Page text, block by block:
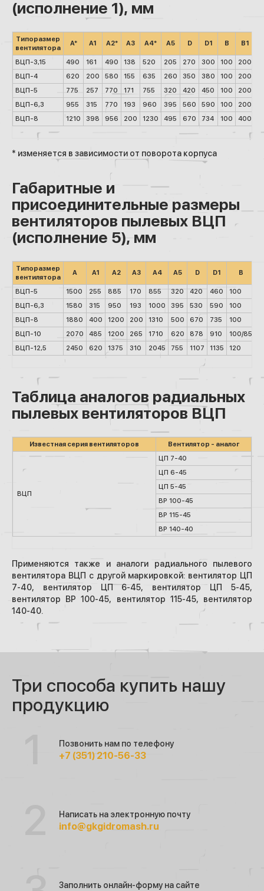
(исполнение 1), мм
Типоразмер
вентилятора
А* А1 А2* А3 А4* А5 D D1 В В1
ВЦП-3,15 490 161 490 138 520 205 270 300 100 200
ВЦП-4
620 200 580 155 635 260 350 380 100 200
ВЦП-5
775 257 770 171 755 320 420 450 100 200
ВЦП-6,3
955 315 770 193 960 395 560 590 100 200
ВЦП-8
1210 398 956 200 1230 495 670 734 100 400
* изменяется в зависимости от поворота корпуса
Габаритные и
присоединительные размеры
вентиляторов пылевых ВЦП
(исполнение 5), мм
Типоразмер
вентилятора
А А1 А2 А3 А4 А5 D D1 B
ВЦП-5 1500 255 885 170 855 320 420 460 100
ВЦП-6,3
1580 315 950 193 1000 395 530 590 100
ВЦП-8
1880 400 1200 200 1310 500 670 735 100
ВЦП-10
2070 485 1200 265 1710 620 878 910 100/85
ВЦП-12,5
2450 620 1375 310 2045 755 1107 1135 120
Таблица аналогов радиальных
пылевых вентиляторов ВЦП
Известная серия вентиляторов Вентилятор - аналог
ВЦП
ЦП 7-40
ЦП 6-45
ЦП 5-45
ВР 100-45
ВР 115-45
ВР 140-40
Применяются также и аналоги радиального пылевого
вентилятора ВЦП с другой маркировкой: вентилятор ЦП
7-40, вентилятор ЦП 6-45, вентилятор ЦП 5-45,
вентилятор ВР 100-45, вентилятор 115-45, вентилятор
140-40.
Три способа купить нашу
продукцию
Позвонить нам по телефону
+7 (351) 210-56-33
Написать на электронную почту
info@gkgidromash.ru
Заполнить онлайн-форму на сайте